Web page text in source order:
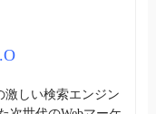
激しい検索エンジン